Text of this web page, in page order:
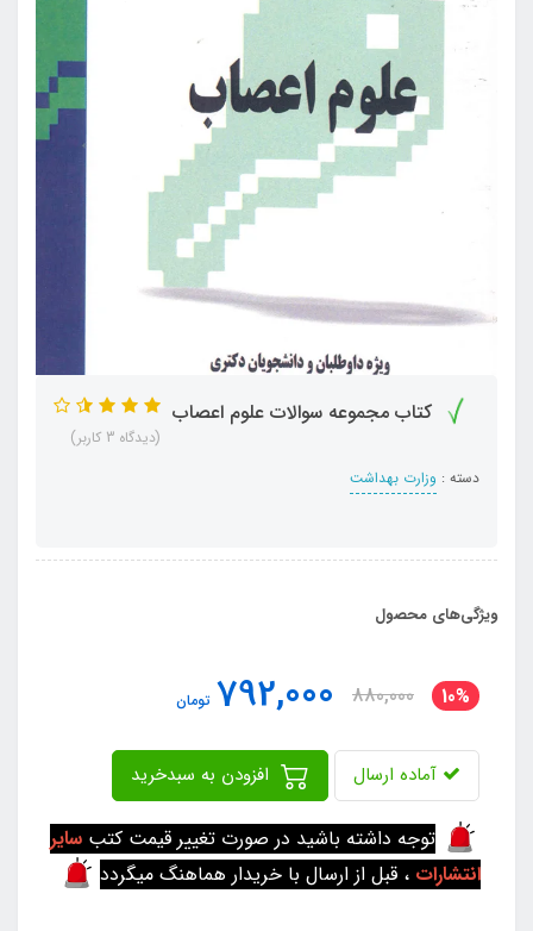
کتاب مجموعه سوالات علوم اعصاب
دسته : وزارت بهداشت
(دیدگاه 3 کاربر)
ویژگی‌های محصول
10%
880,000
792,000 تومان
آماده ارسال
توجه داشته باشید در صورت تغییر قیمت کتب سایر
انتشارات ، قبل از ارسال با خریدار هماهنگ میگردد